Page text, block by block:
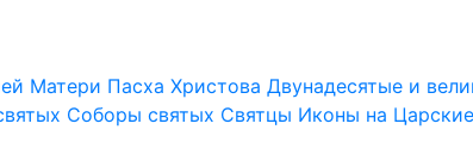
Матери Пасха ХристоваДвунадесятые и
Соборы святых Святцы Иконы на